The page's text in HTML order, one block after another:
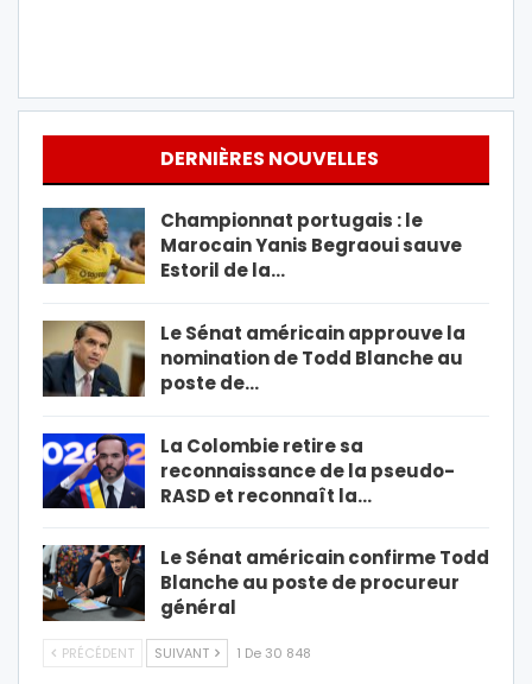
DERNIÈRES NOUVELLES
Championnat portugais : le
Marocain Yanis Begraoui sauve
Estoril de la…
Le Sénat américain approuve la
nomination de Todd Blanche au
poste de…
La Colombie retire sa
reconnaissance de la pseudo-
RASD et reconnaît la…
Le Sénat américain confirme Todd
Blanche au poste de procureur
général
PRÉCÉDENT SUIVANT 1 De 30 848